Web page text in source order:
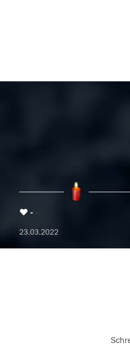
♥️ -
23.03.2022